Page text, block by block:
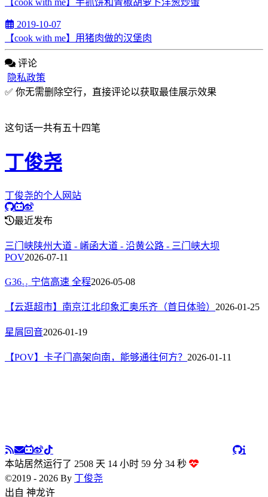
2019-10-07
【cook with me】用猪肉做的汉堡肉
评论
隐私政策
✅ 你无需删除空行，直接评论以获取最佳展示效果
这句话一共有五十四笔
丁俊尧
丁俊尧的个人网站
最近发布
三门峡陕州大道 - 崤函大道 - 沿黄公路 - 三门峡大坝
POV2026-07-11
G36₁₁ 宁信高速 全程2026-05-08
【云逛超市】南京江北印象汇奥乐齐（首日体验） 2026-01-25
星屑回音2026-01-19
【POV】卡子门高架向南，能够通往何方？ 2026-01-11
本站居然运行了 2508 天 14 小时 59 分 35 秒
©2019 - 2026 By 丁俊尧
出自 神龙许愿